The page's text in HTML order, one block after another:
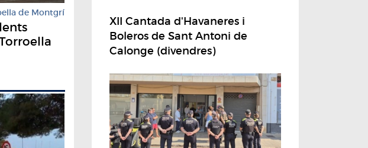
de Montgrí
XII Cantada d'Havaneres i
Boleros de Sant Antoni de
Calonge (divendres)